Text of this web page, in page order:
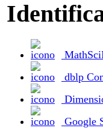
dblp
Google